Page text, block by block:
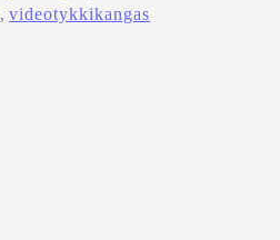
, videotykkikangas